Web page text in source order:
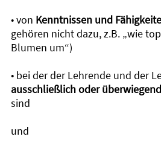
• von Kenntnissen und
gehören nicht dazu, z.B. „wie
Blumen um“)
• bei der der Lehrende und der
ausschließlich oder
sind
und